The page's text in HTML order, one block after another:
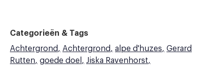
Categorieën & Tags
Achtergrond
Achtergrond alpe d'huzes
Gerard
Rutten
goede doel Jiska Ravenhorst